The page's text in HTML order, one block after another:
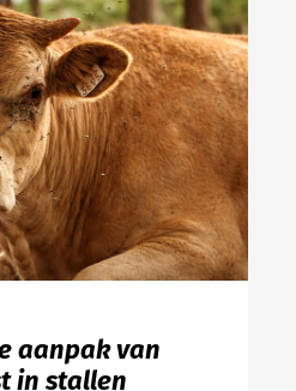
aanpak van
in stallen